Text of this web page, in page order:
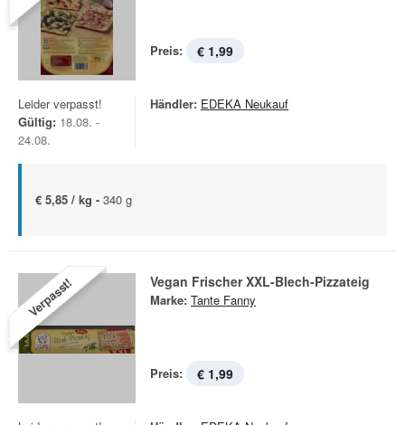
Preis: € 1,99
Leider verpasst!
Gültig: 18.08. -
24.08.
Händler: EDEKA Neukauf
€ 5,85 / kg - 340 g
Verpasst! Vegan Frischer XXL-Blech-Pizzateig
Marke: Tante Fanny
Preis: € 1,99